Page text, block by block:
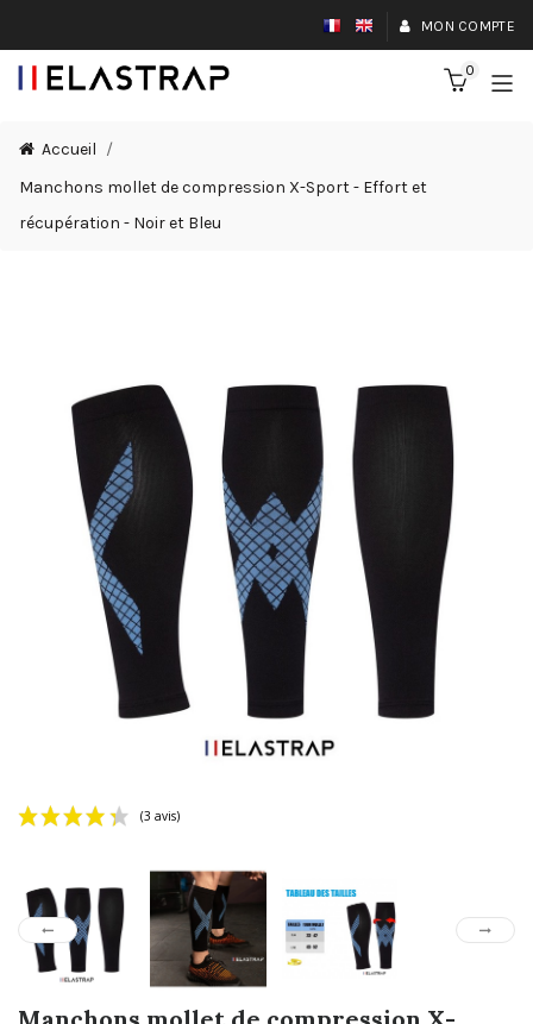
MON COMPTE
0
Accueil
Manchons mollet de compression X-Sport - Effort et
récupération - Noir et Bleu
(3 avis)